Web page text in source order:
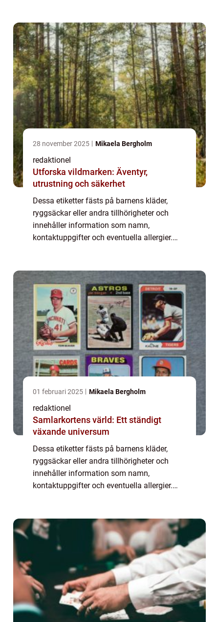
förbättrats över...
28 november 2025 Mikaela Bergholm
redaktionel
Utforska vildmarken: Äventyr,
utrustning och säkerhet
Dessa etiketter fästs på barnens kläder,
ryggsäckar eller andra tillhörigheter och
innehåller information som namn,
kontaktuppgifter och eventuella allergier.
förbättrats över...
01 februari 2025 Mikaela Bergholm
redaktionel
Samlarkortens värld: Ett ständigt
växande universum
Dessa etiketter fästs på barnens kläder,
ryggsäckar eller andra tillhörigheter och
innehåller information som namn,
kontaktuppgifter och eventuella allergier.
förbättrats över...